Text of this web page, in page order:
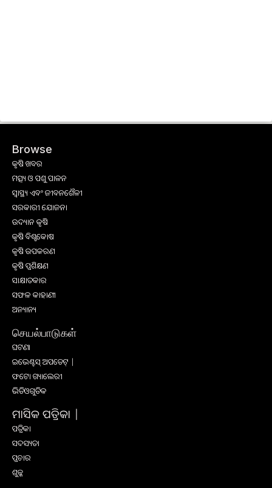
Browse
କୃଷି ଖବର
ମତ୍ସ୍ୟ ଓ ପଶୁ ପାଳନ
ସ୍ୱାସ୍ଥ୍ୟ ଏବଂ ଜୀବନଶୈଳୀ
ସରକାରୀ ଯୋଜନା
ଉଦ୍ୟାନ କୃଷି
କୃଷି ବିଶ୍ବକୋଷ
କୃଷି ଉପକରଣ
କୃଷି ପ୍ରଶିକ୍ଷଣ
ସାକ୍ଷାତକାର
ସଫଳ କାହାଣୀ
ଅନ୍ୟାନ୍ୟ
செயல்பாடுகள்
ଘଟଣା
ଇଭେଣ୍ଟସ୍ ଅପଡେଟ୍ |
ଫଟୋ ଗ୍ୟାଲେରୀ
ଭିଡିଓଗୁଡିକ
ମାସିକ ପତ୍ରିକା |
ପତ୍ରିକା
ସଦସ୍ୟତା
ପ୍ରଚାର
ଶୁଳ୍କ